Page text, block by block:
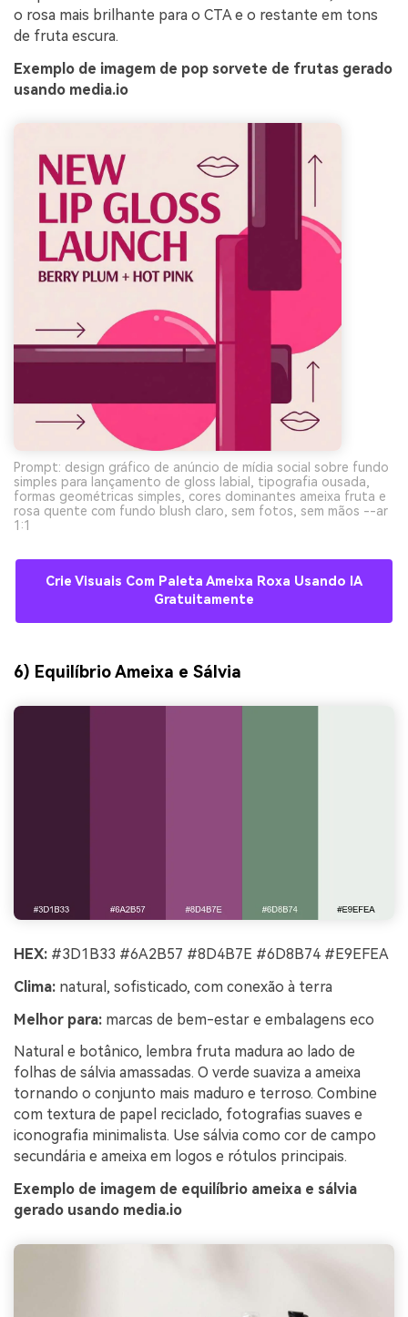
o rosa mais brilhante para o CTA e o restante em tons
de fruta escura.
Exemplo de imagem de pop sorvete de frutas gerado
usando media.io
Prompt: design gráfico de anúncio de mídia social sobre fundo
simples para lançamento de gloss labial, tipografia ousada,
formas geométricas simples, cores dominantes ameixa fruta e
rosa quente com fundo blush claro, sem fotos, sem mãos --ar
1:1
Crie Visuais Com Paleta Ameixa Roxa Usando IA
Gratuitamente
6) Equilíbrio Ameixa e Sálvia
HEX: #3D1B33 #6A2B57 #8D4B7E #6D8B74 #E9EFEA
Clima: natural, sofisticado, com conexão à terra
Melhor para: marcas de bem-estar e embalagens eco
Natural e botânico, lembra fruta madura ao lado de
folhas de sálvia amassadas. O verde suaviza a ameixa
tornando o conjunto mais maduro e terroso. Combine
com textura de papel reciclado, fotografias suaves e
iconografia minimalista. Use sálvia como cor de campo
secundária e ameixa em logos e rótulos principais.
Exemplo de imagem de equilíbrio ameixa e sálvia
gerado usando media.io